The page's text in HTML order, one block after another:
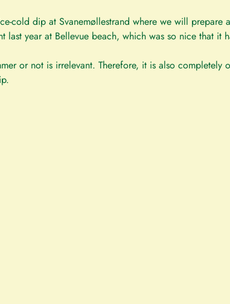
cold dip at Svanemøllestrand where we will prepare
last year at Bellevue beach, which was so nice that it
or not is irrelevant. Therefore, it is also completely